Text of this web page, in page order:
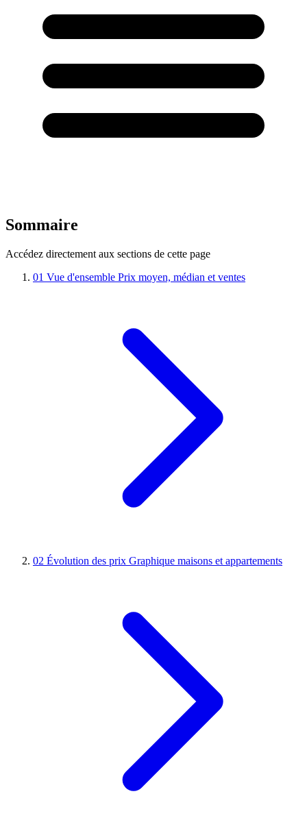
Sommaire
Accédez directement aux sections de cette page
01 Vue d'ensemble Prix moyen, médian et ventes
02 Évolution des prix Graphique maisons et appartements